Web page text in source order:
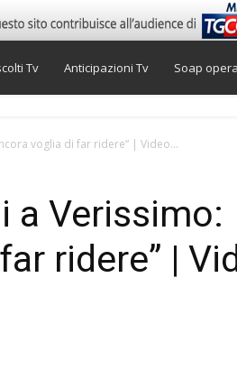
Tv Anticipazioni Tv Soap opera
voglia di far ridere” | Video...
a Verissimo:
ridere” |